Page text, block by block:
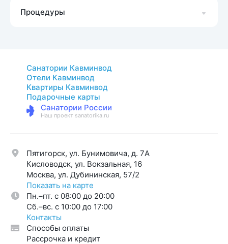
Процедуры
Санатории Кавминвод
Отели Кавминвод
Квартиры Кавминвод
Подарочные карты
Санатории России
Наш проект sanatorika.ru
Пятигорск, ул. Бунимовича, д. 7A
Кисловодск, ул. Вокзальная, 16
Москва, ул. Дубининская, 57/2
Показать на карте
Пн.–пт. с 08:00 до 20:00
Cб.–вс. с 10:00 до 17:00
Контакты
Способы оплаты
Рассрочка и кредит